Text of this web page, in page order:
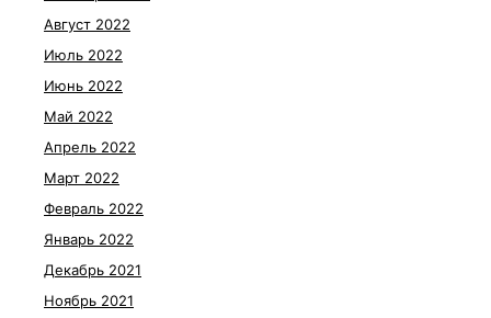
Август 2022
Июль 2022
Июнь 2022
Май 2022
Апрель 2022
Март 2022
Февраль 2022
Январь 2022
Декабрь 2021
Ноябрь 2021